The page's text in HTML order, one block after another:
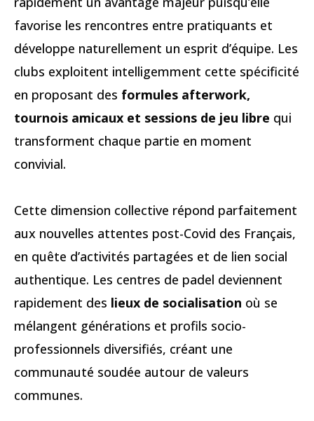
favorise les rencontres entre pratiquants et
développe naturellement un esprit d’équipe. Les
clubs exploitent intelligemment cette spécificité
en proposant des formules afterwork,
tournois amicaux et sessions de jeu libre qui
transforment chaque partie en moment
convivial.
Cette dimension collective répond parfaitement
aux nouvelles attentes post-Covid des Français,
en quête d’activités partagées et de lien social
authentique. Les centres de padel deviennent
rapidement des lieux de socialisation où se
mélangent générations et profils socio-
professionnels diversifiés, créant une
communauté soudée autour de valeurs
communes.